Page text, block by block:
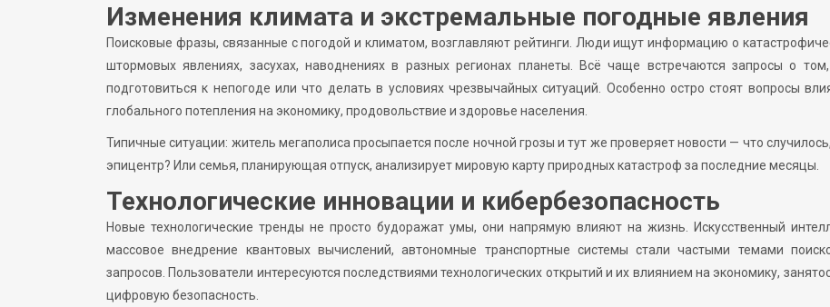
Изменения климата и экстремальные погодные явления
Поисковые фразы, связанные с погодой и климатом, возглавляют рейтинги. Люди ищут информацию о
штормовых явлениях, засухах, наводнениях в разных регионах планеты. Всё чаще встречаются запросы о
подготовиться к непогоде или что делать в условиях чрезвычайных ситуаций. Особенно остро стоят вопросы
глобального потепления на экономику, продовольствие и здоровье населения.
Типичные ситуации: житель мегаполиса просыпается после ночной грозы и тут же проверяет новости — что
эпицентр? Или семья, планирующая отпуск, анализирует мировую карту природных катастроф за последние месяцы.
Технологические инновации и кибербезопасность
Новые технологические тренды не просто будоражат умы, они напрямую влияют на жизнь. Искусственный
массовое внедрение квантовых вычислений, автономные транспортные системы стали частыми темами
запросов. Пользователи интересуются последствиями технологических открытий и их влиянием на экономику,
цифровую безопасность.